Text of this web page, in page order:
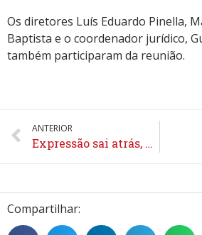
Os diretores Luís Eduardo Pinella,
Baptista e o coordenador jurídico,
também participaram da reunião.
ANTERIOR
Expressão sai atrás, mas reage e arranca empate de time do G8 da A3
Compartilhar: